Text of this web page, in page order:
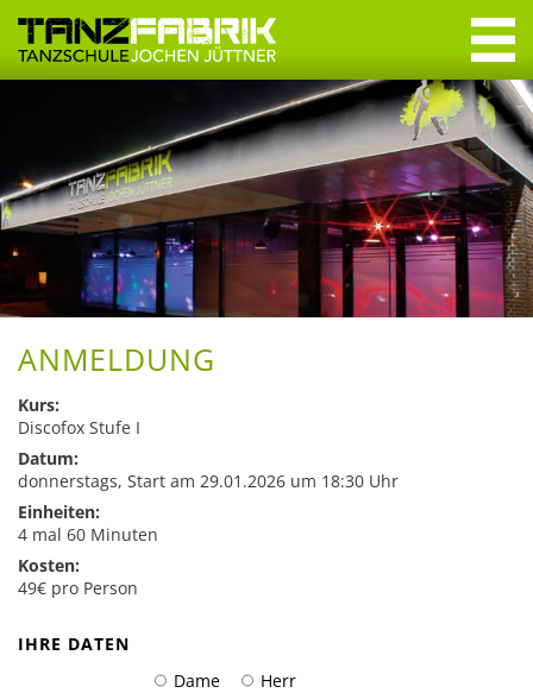
überspringen
Willkommen
Tanzkurse
Erwachsene
Jugendliche
Crashkurse
Privatstunden
Specials & Workshops
Discofox
Salsa
Rock’n’Roll & Boogie
Kindertanzen
ANMELDUNG
Kurs:
Discofox Stufe I
Datum:
donnerstags, Start am 29.01.2026 um 18:30 Uhr
Einheiten:
4 mal 60 Minuten
Kosten:
49€ pro Person
IHRE DATEN
Dame
Herr